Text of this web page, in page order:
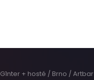
G1nter + hosté / Brno / Artbar